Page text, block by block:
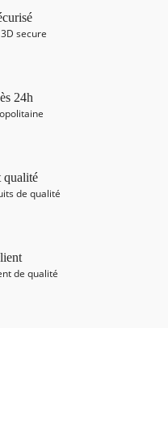
secure
24h
qualité
de qualité
de qualité